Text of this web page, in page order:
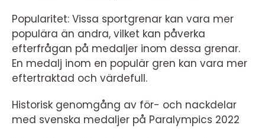
Popularitet: Vissa sportgrenar kan vara mer
populära än andra, vilket kan påverka
efterfrågan på medaljer inom dessa grenar.
En medalj inom en populär gren kan vara mer
eftertraktad och värdefull.
Historisk genomgång av för- och nackdelar
med svenska medaljer på Paralympics 2022